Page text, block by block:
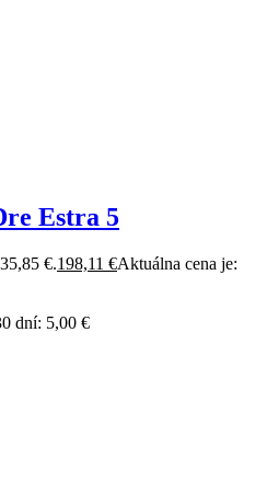
Estra 5
€.198,11 €Aktuálna cena je:
dní: 5,00 €